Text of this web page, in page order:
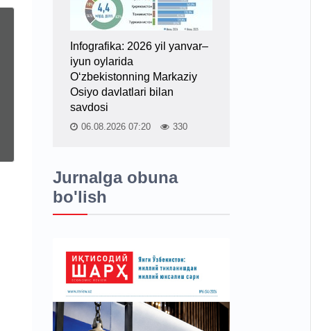
Infografika: 2026 yil yanvar–
iyun oylarida
O‘zbekistonning Markaziy
Osiyo davlatlari bilan
savdosi
06.08.2026 07:20 330
Jurnalga obuna
bo'lish